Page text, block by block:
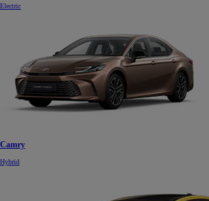
Electric
Camry
Hybrid